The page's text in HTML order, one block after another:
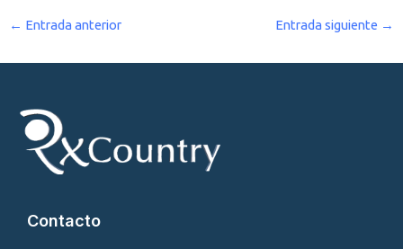
← Entrada anterior Entrada siguiente →
Contacto